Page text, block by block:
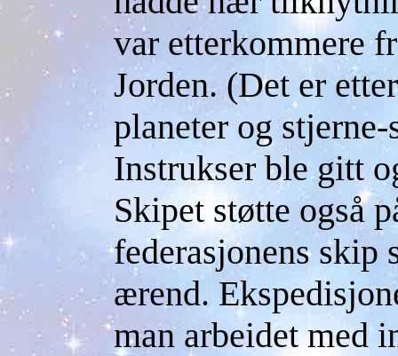
var etterkommere
Jorden. (Det er
planeter og
Instrukser ble gitt
Skipet støtte også
federasjonens skip
ærend.
man arbeidet med